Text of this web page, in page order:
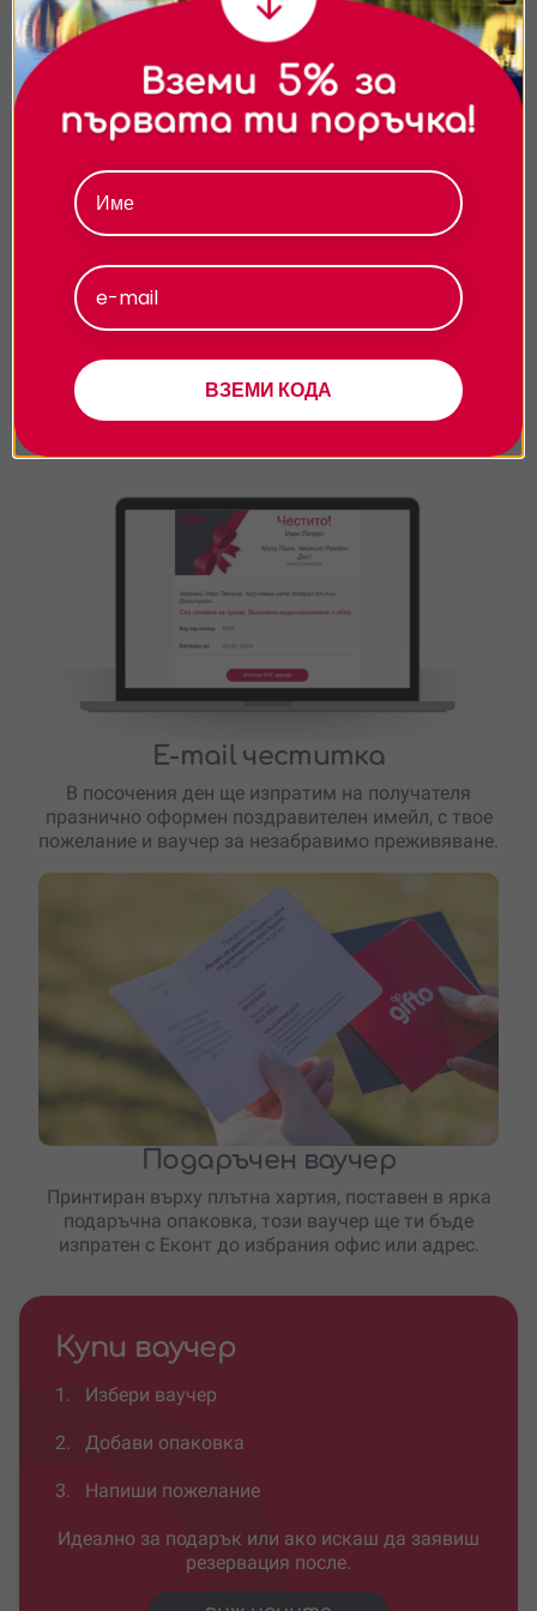
Избери електронен ваучер и ще го получиш
веднага след завършването на поръчката. Вземи
E-mail честитка
В посочения ден ще изпратим на получателя
празнично оформен поздравителен имейл, с твое
пожелание и ваучер за незабравимо преживяване.
Подаръчен ваучер
Принтиран върху плътна хартия, поставен в ярка
подаръчна опаковка, този ваучер ще ти бъде
изпратен с Еконт до избрания офис или адрес.
Купи ваучер
1. Избери ваучер
2. Добави опаковка
3. Напиши пожелание
Идеално за подарък или ако искаш да заявиш
резервация после.
ВЗЕМИ КОДА
на сайта и да ви показваме персонализирано
съдържание и реклами. Можете да приемете
всички бисквитки, да откажете всички или да
изберете предпочитания.За повече информация
относно начина, по който обработваме вашите
поверителност.